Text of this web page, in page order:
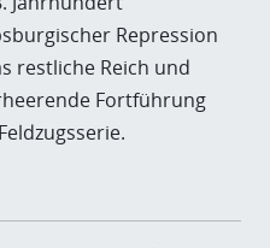
Repression
restliche Reich und
Fortführung